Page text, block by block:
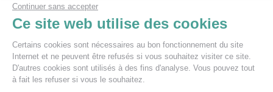
éternels. Préparez-vous à déceler les secrets
des momies : qu’est-ce qui se trouve derrière
les bandelettes…